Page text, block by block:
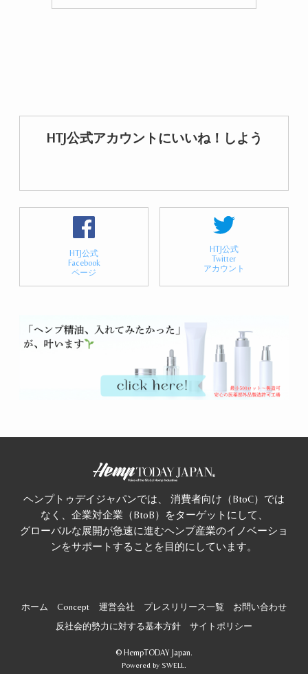
HTJ公式アカウントにいいね！しよう
HTJ公式
Facebook
ページ
HTJ公式
Twitter
アカウント
ヘンプトゥデイジャパンでは、 消費者向け（BtoC）では
なく、企業対企業（BtoB）をターゲットにして、
グローバルな展開が急速に進むヘンプ産業のイノベーショ
ンをサポートすることを目的にしています。
ホーム Concept 運営会社 プレスリリース一覧
お問い合わせ
反社会的勢力に対する基本方針
サイトポリシー
© HempTODAY Japan.
Powered by SWELL.